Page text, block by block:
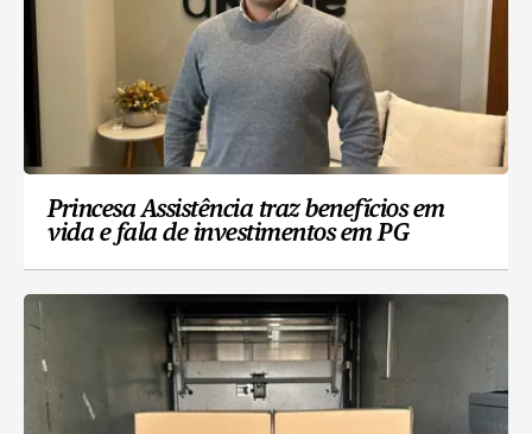
Princesa Assistência traz benefícios em
vida e fala de investimentos em PG